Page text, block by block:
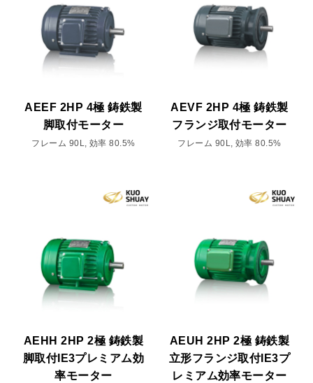
AEEF 2HP 4極 鋳鉄製
脚取付モーター
フレーム 90L, 効率 80.5%
AEVF 2HP 4極 鋳鉄製
フランジ取付モーター
フレーム 90L, 効率 80.5%
AEHH 2HP 2極 鋳鉄製
脚取付IE3プレミアム効
率モーター
AEUH 2HP 2極 鋳鉄製
立形フランジ取付IE3プ
レミアム効率モーター